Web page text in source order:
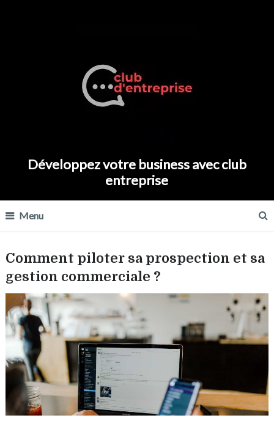
Développez votre business avec club
entreprise
Menu
Comment piloter sa prospection et sa
gestion commerciale ?